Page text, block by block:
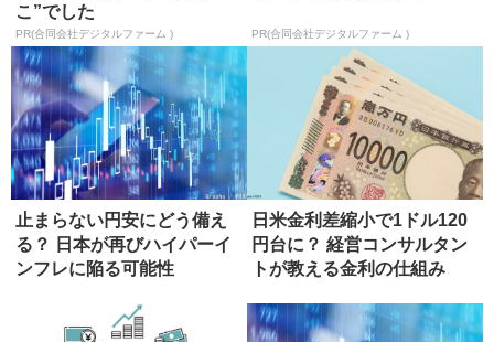
こ”でした
PR(合同会社デジタルファーム ) PR(合同会社デジタルファーム )
止まらない円安にどう備え
る？ 日本が再びハイパーイ
ンフレに陥る可能性
日米金利差縮小で1ドル120
円台に？ 経営コンサルタン
トが教える金利の仕組み